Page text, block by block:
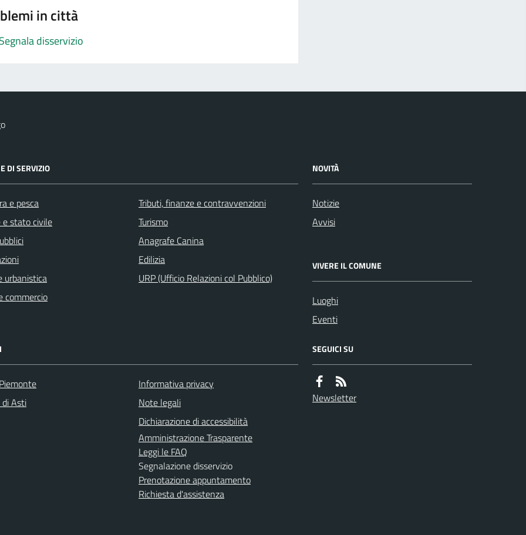
in città
Segnala disservizio
DI SERVIZIO
e pesca
e stato civile
urbanistica
commercio
Tributi, finanze e contravvenzioni
Turismo
Anagrafe Canina
Edilizia
URP (Ufficio Relazioni col Pubblico)
NOVITÀ
Notizie
Avvisi
VIVERE IL COMUNE
Luoghi
Eventi
di Asti
Informativa privacy
Note legali
Dichiarazione di accessibilità
Amministrazione Trasparente
Leggi le FAQ
Segnalazione disservizio
Prenotazione appuntamento
Richiesta d'assistenza
SEGUICI SU
Newsletter